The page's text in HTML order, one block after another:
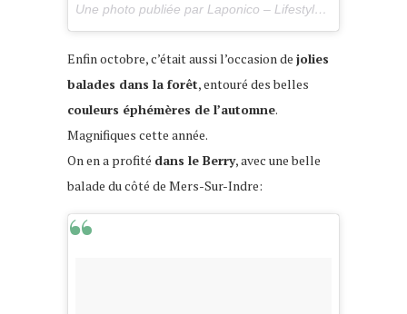
Une photo publiée par Laponico – Lifestyle & Outdoor (@laponico) le
Enfin octobre, c’était aussi l’occasion de jolies
balades dans la forêt, entouré des belles
couleurs éphémères de l’automne.
Magnifiques cette année.
On en a profité dans le Berry, avec une belle
balade du côté de Mers-Sur-Indre: